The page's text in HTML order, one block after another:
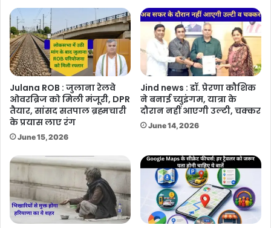
Julana ROB : जुलाना रेलवे
ओवरब्रिज को मिली मंजूरी, DPR
तैयार, सांसद सतपाल ब्रह्मचारी
के प्रयास लाए रंग
June 15, 2026
Jind news : डॉ. प्रेरणा कौशिक
ने बनाई च्युइंगम, यात्रा के
दौरान नहीं आएगी उल्टी, चक्कर
June 14, 2026